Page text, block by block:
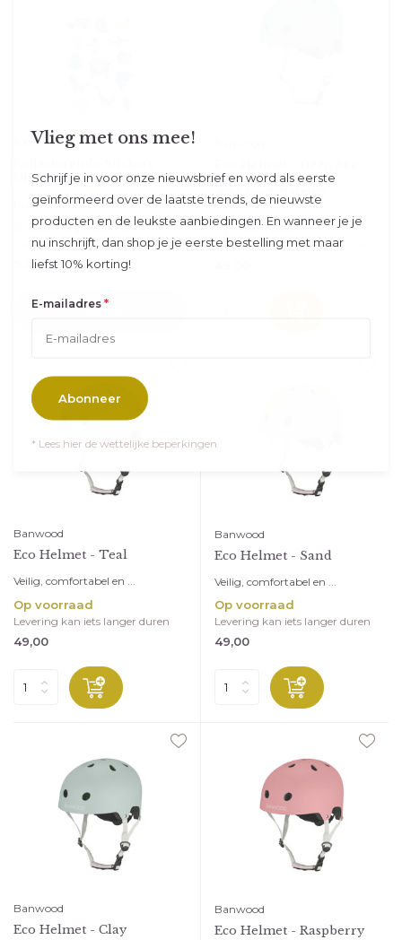
Banwood
Dino, Space & Adventure
Maak elke rit veiliger ...
Onderweg naar ons
Levering kan iets langer duren
9,90
Bekijken
Op voorraad
Levering kan iets langer duren
Banwood
Eco Helmet - Teal
Veilig, comfortabel en ...
Op voorraad
Levering kan iets langer duren
49,00
Banwood
Eco Helmet - Sand
Veilig, comfortabel en ...
Op voorraad
Levering kan iets langer duren
49,00
Banwood
Eco Helmet - Clay
Banwood
Eco Helmet - Raspberry
Vlieg met ons mee!
Schrijf je in voor onze nieuwsbrief en word als eerste
geïnformeerd over de laatste trends, de nieuwste
producten en de leukste aanbiedingen. En wanneer je je
nu inschrijft, dan shop je je eerste bestelling met maar
liefst 10% korting!
E-mailadres *
Abonneer
* Lees hier de wettelijke beperkingen